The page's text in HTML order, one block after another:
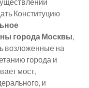
Конституцию
города Москвы,
возложенные на
города и
мост,
и